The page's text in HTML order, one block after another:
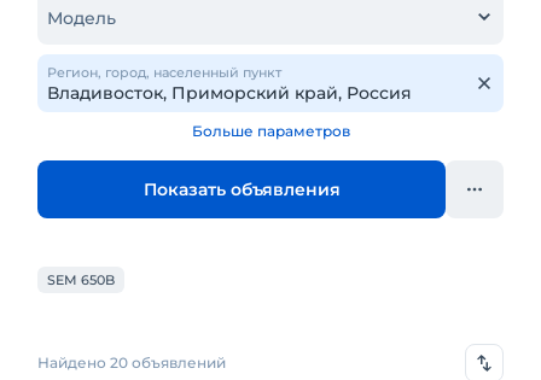
Модель
Регион, город, населенный пункт
Больше параметров
Показать объявления
SEM 650B
Найдено 20 объявлений